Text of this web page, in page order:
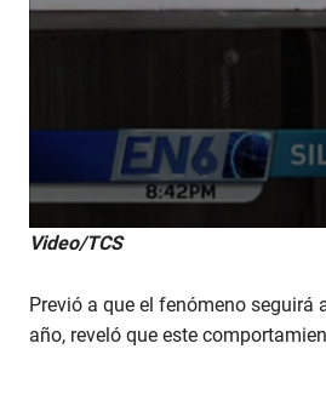
Video/TCS
Previó a que el fenómeno seguirá
año, reveló que este